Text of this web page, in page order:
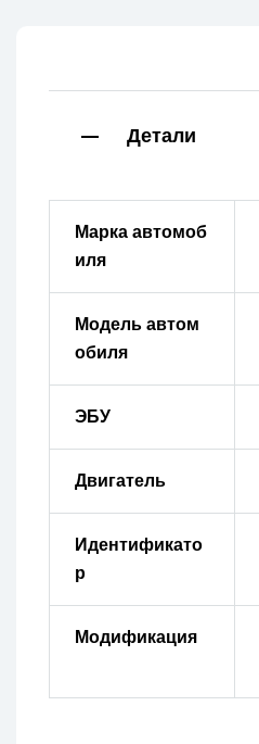
Детали
Марка автомоб
иля
Модель автом
обиля
ЭБУ
Двигатель
Идентификато
р
Модификация